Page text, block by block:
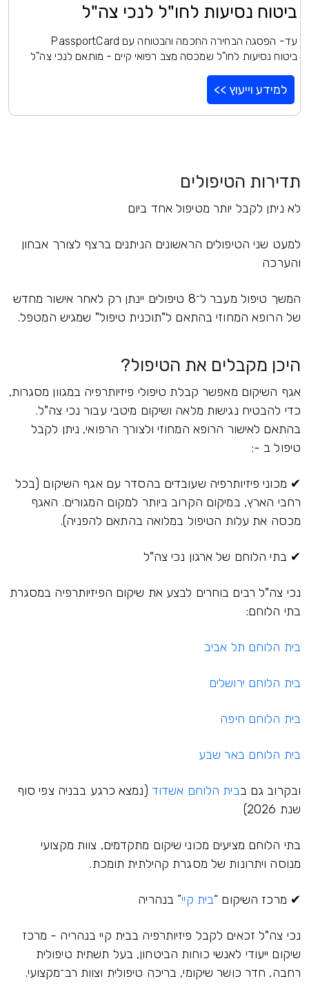
ביטוח נסיעות לחו"ל לנכי צה"ל
עד- הפסגה הבחירה החכמה והבטוחה עם PassportCard
ביטוח נסיעות לחו"ל שמכסה מצב רפואי קיים - מותאם לנכי צה"ל
למידע וייעוץ >>
תדירות הטיפולים
לא ניתן לקבל יותר מטיפול אחד ביום
למעט שני הטיפולים הראשונים הניתנים ברצף לצורך אבחון
והערכה
המשך טיפול מעבר ל־8 טיפולים יינתן רק לאחר אישור מחדש
של הרופא המחוזי בהתאם ל"תוכנית טיפול" שמגיש המטפל.
היכן מקבלים את הטיפול?
אגף השיקום מאפשר קבלת טיפולי פיזיותרפיה במגוון מסגרות,
כדי להבטיח נגישות מלאה ושיקום מיטבי עבור נכי צה"ל.
בהתאם לאישור הרופא המחוזי ולצורך הרפואי, ניתן לקבל
טיפול ב -:
✔ מכוני פיזיותרפיה שעובדים בהסדר עם אגף השיקום (בכל
רחבי הארץ, במיקום הקרוב ביותר למקום המגורים. האגף
מכסה את עלות הטיפול במלואה בהתאם להפניה).
✔ בתי הלוחם של ארגון נכי צה"ל
נכי צה"ל רבים בוחרים לבצע את שיקום הפיזיותרפיה במסגרת
בתי הלוחם:
בית הלוחם תל אביב
בית הלוחם ירושלים
בית הלוחם חיפה
בית הלוחם באר שבע
ובקרוב גם בבית הלוחם אשדוד (נמצא כרגע בבניה צפי סוף
שנת 2026)
בתי הלוחם מציעים מכוני שיקום מתקדמים, צוות מקצועי
מנוסה ויתרונות של מסגרת קהילתית תומכת.
✔ מרכז השיקום “בית קיי” בנהריה
נכי צה"ל זכאים לקבל פיזיותרפיה בבית קיי בנהריה - מרכז
שיקום ייעודי לאנשי כוחות הביטחון, בעל תשתית טיפולית
רחבה, חדר כושר שיקומי, בריכה טיפולית וצוות רב־מקצועי.